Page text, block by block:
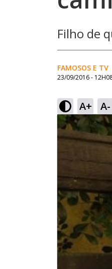
Filho de
FAMOSOS E TV
23/09/2016 -
A+ A-